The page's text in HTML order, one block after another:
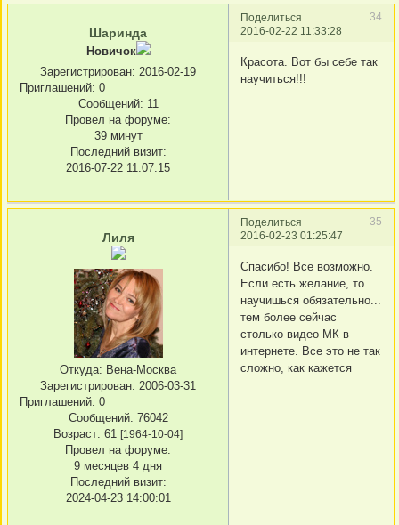
Поделиться
34
2016-02-22 11:33:28
Шаринда
Новичок
Зарегистрирован: 2016-02-19
Приглашений: 0
Сообщений: 11
Провел на форуме:
39 минут
Последний визит:
2016-07-22 11:07:15
Красота. Вот бы себе так
научиться!!!
Поделиться
35
2016-02-23 01:25:47
Лиля
Откуда: Вена-Москва
Зарегистрирован: 2006-03-31
Приглашений: 0
Сообщений: 76042
Возраст: 61 [1964-10-04]
Провел на форуме:
9 месяцев 4 дня
Последний визит:
2024-04-23 14:00:01
Спасибо! Все возможно.
Если есть желание, то
научишься обязательно...
тем более сейчас
столько видео МК в
интернете. Все это не так
сложно, как кажется